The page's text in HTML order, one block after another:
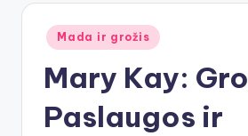
Posted
in
Mada ir grožis
Mary Kay:
Paslaugos ir